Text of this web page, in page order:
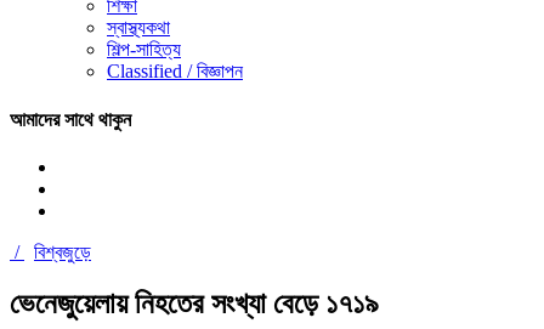
শিক্ষা
স্বাস্থ্যকথা
শিল্প-সাহিত্য
Classified / বিজ্ঞাপন
আমাদের সাথে থাকুন
/ বিশ্বজুড়ে
ভেনেজুয়েলায় নিহতের সংখ্যা বেড়ে ১৭১৯